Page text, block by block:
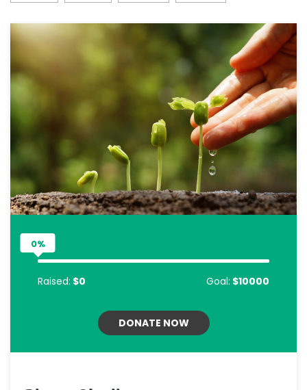
0%
Raised: $0 Goal: $10000
DONATE NOW